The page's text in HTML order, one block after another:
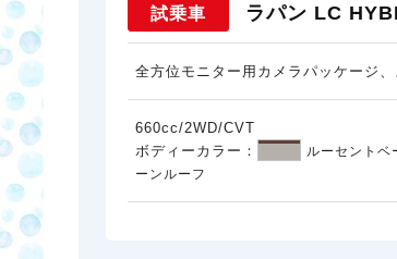
試乗車 ラパン LC
全方位モニター用カメラパッケージ
660cc/2WD/CVT
ボディーカラー：
ルーセントベ
ーンルーフ